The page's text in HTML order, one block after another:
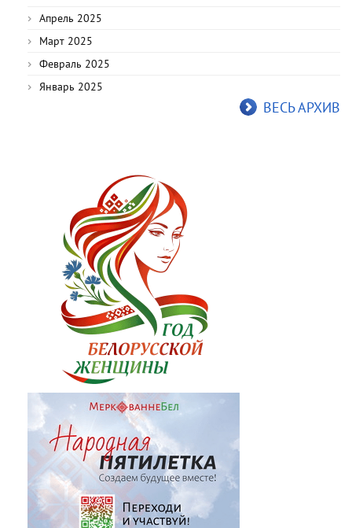
Апрель 2025
Март 2025
Февраль 2025
Январь 2025
ВЕСЬ АРХИВ